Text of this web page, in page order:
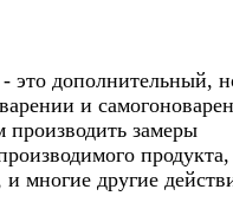
это дополнительный,
и
замеры
продукта,
многие другие